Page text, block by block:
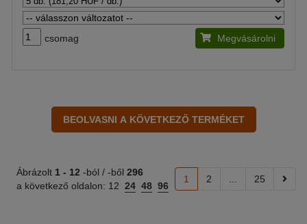
csomag Megvásárolni
Ábrázolt 1 - 12 -ból / -ből 296
a következő oldalon: 12 24 48 96
1 2 25